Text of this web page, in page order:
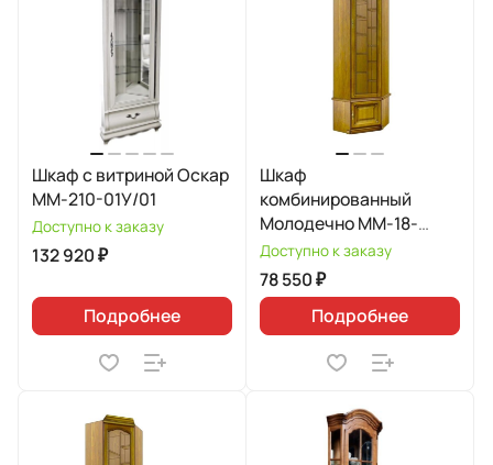
Шкаф с витриной Оскар
ММ-210-01У/01
Доступно к заказу
132 920 ₽
Подробнее
Шкаф
комбинированный
Молодечно ММ-18-
142/01
Доступно к заказу
78 550 ₽
Подробнее